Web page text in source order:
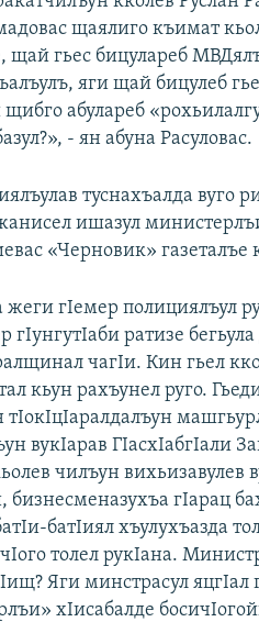
щаялиго къимат
щай гьес бицулареб
яги щай бицулеб
абулареб
- ян абуна Расуловас.
туснахъалда вуго
ишазул
«Черновик» газеталъе
жеги гIемер полициялъул
гIунгутIаби ратизе
чагIи. Кин гьел
кьун рахъунел руго.
тIокIцIаралдалъун
вукIарав ГIасхIабгIали
чилъун вихьизавулев
бизнесменазухъа гIарац
батIиял хъулухъазда
толел рукIана.
Яги минстрасул
хIисабалде